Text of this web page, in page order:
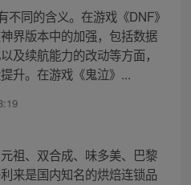
不同的含义。在游戏《DNF》
界版本中的加强，包括数据
及续航能力的改动等方面，
升。在游戏《鬼泣》...
祖、双合成、味多美、巴黎
来是国内知名的烘焙连锁品